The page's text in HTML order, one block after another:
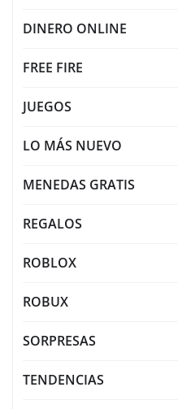
DINERO ONLINE
FREE FIRE
JUEGOS
LO MÁS NUEVO
MENEDAS GRATIS
REGALOS
ROBLOX
ROBUX
SORPRESAS
TENDENCIAS